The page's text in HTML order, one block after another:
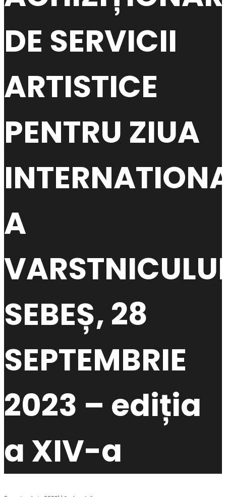
DE SERVICII
ARTISTICE
PENTRU ZIUA
A
SEBEȘ, 28
SEPTEMBRIE
2023 – ediția
a XIV-a